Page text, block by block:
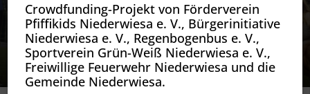
Das Deutsche Sportabzeichen
Die Leistungsstufen Bronze, Silber und Gold
Crowdfunding-Projekt von Förderverein
Pfiffikids Niederwiesa e. V., Bürgerinitiative
Niederwiesa e. V., Regenbogenbus e. V.,
Sportverein Grün-Weiß Niederwiesa e. V.,
Freiwillige Feuerwehr Niederwiesa und die
Gemeinde Niederwiesa.